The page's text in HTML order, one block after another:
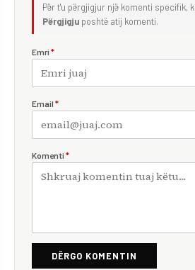
Për t'u përgjigjur një komenti specifik,
Përgjigju poshtë atij komenti.
Emri *
Email *
Komenti *
DËRGO KOMENTIN